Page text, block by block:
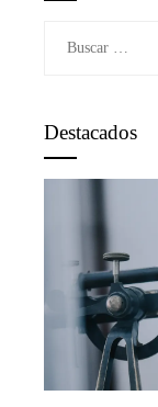
Destacados